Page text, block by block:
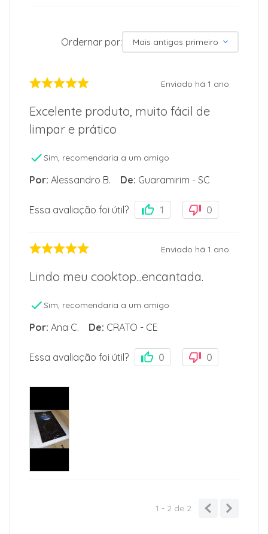
Ordernar por: Mais antigos primeiro
Enviado há 1 ano
Excelente produto, muito fácil de
limpar e prático
Sim, recomendaria a um amigo
Por: Alessandro B. De: Guaramirim - SC
Essa avaliação foi útil? 1 0
Enviado há 1 ano
Lindo meu cooktop...encantada.
Sim, recomendaria a um amigo
Por: Ana C. De: CRATO - CE
Essa avaliação foi útil? 0 0
1 - 2 de 2